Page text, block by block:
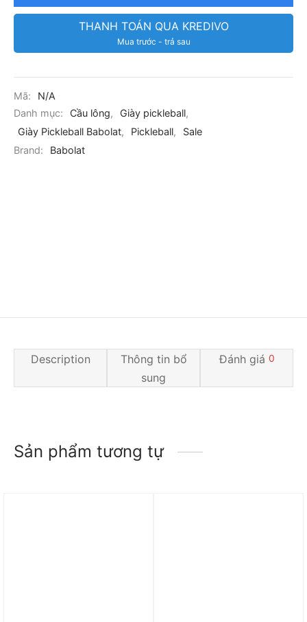
THANH TOÁN QUA KREDIVO
Mua trước - trả sau
Mã:
N/A
Danh mục:
Cầu lông, Giày pickleball,
Giày Pickleball Babolat, Pickleball,
Sale
Brand:
Babolat
Description
Thông tin bổ
sung
Đánh giá 0
Sản phẩm tương tự